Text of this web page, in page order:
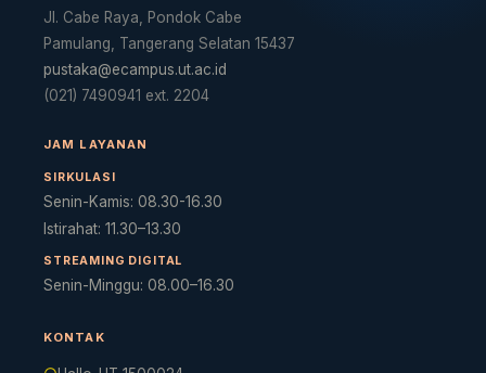
Jl. Cabe Raya, Pondok Cabe
Pamulang, Tangerang Selatan 15437
pustaka@ecampus.ut.ac.id
(021) 7490941 ext. 2204
JAM LAYANAN
SIRKULASI
Senin-Kamis: 08.30-16.30
Istirahat: 11.30–13.30
STREAMING DIGITAL
Senin-Minggu: 08.00–16.30
KONTAK
Cara akses e-resources